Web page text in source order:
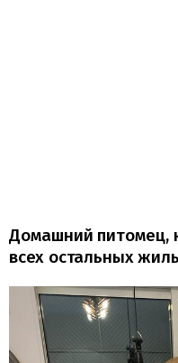
Домашний питомец,
всех остальных